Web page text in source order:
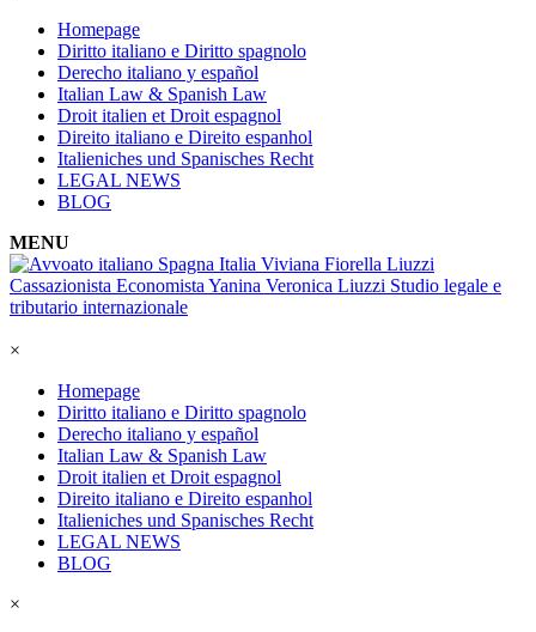
Homepage
Diritto italiano e Diritto spagnolo
Derecho italiano y español
Italian Law & Spanish Law
Droit italien et Droit espagnol
Direito italiano e Direito espanhol
Italieniches und Spanisches Recht
LEGAL NEWS
BLOG
MENU
×
Homepage
Diritto italiano e Diritto spagnolo
Derecho italiano y español
Italian Law & Spanish Law
Droit italien et Droit espagnol
Direito italiano e Direito espanhol
Italieniches und Spanisches Recht
LEGAL NEWS
BLOG
×